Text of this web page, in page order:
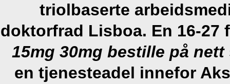
triolbaserte
doktorfrad Lisboa. En 16-
15mg 30mg bestille på nett
en tjenesteadel innefor